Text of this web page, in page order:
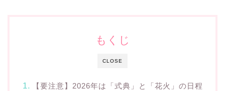
CLOSE
もくじ
【要注意】2026年は「式典」と「花火」の日程